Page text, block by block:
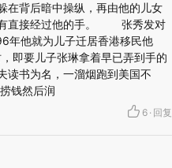
在背后暗中操纵，再由他的儿女
有直接经过他的手。 张秀发对
年他就为儿子迁居香港移民他
即要儿子张琳拿着早已弄到手的
读书为名，一溜烟跑到美国不
钱然后润
6 · 回复